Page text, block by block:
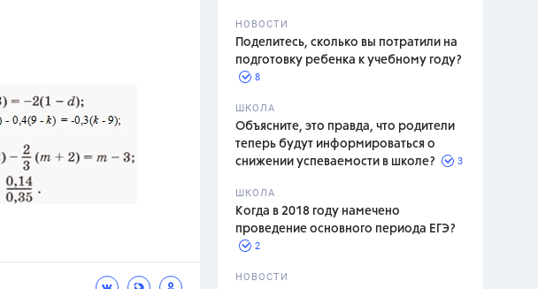
М.М., Габриелян О.С.,
Цыбулько И.П.,Атанасян Л.С.,
А.
Любовь,
НОВОСТИ
Поделитесь, сколько вы потратили на
подготовку ребенка к учебному году?
8
ШКОЛА
Объясните, это правда, что родители
теперь будут информироваться о
снижении успеваемости в школе?
3
ШКОЛА
Когда в 2018 году намечено
проведение основного периода ЕГЭ?
2
НОВОСТИ